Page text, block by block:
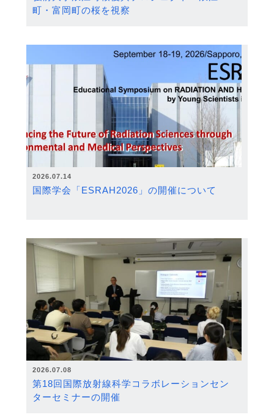
町・富岡町の桜を視察
2026.07.14
国際学会「ESRAH2026」の開催について
2026.07.08
第18回国際放射線科学コラボレーションセン
ターセミナーの開催